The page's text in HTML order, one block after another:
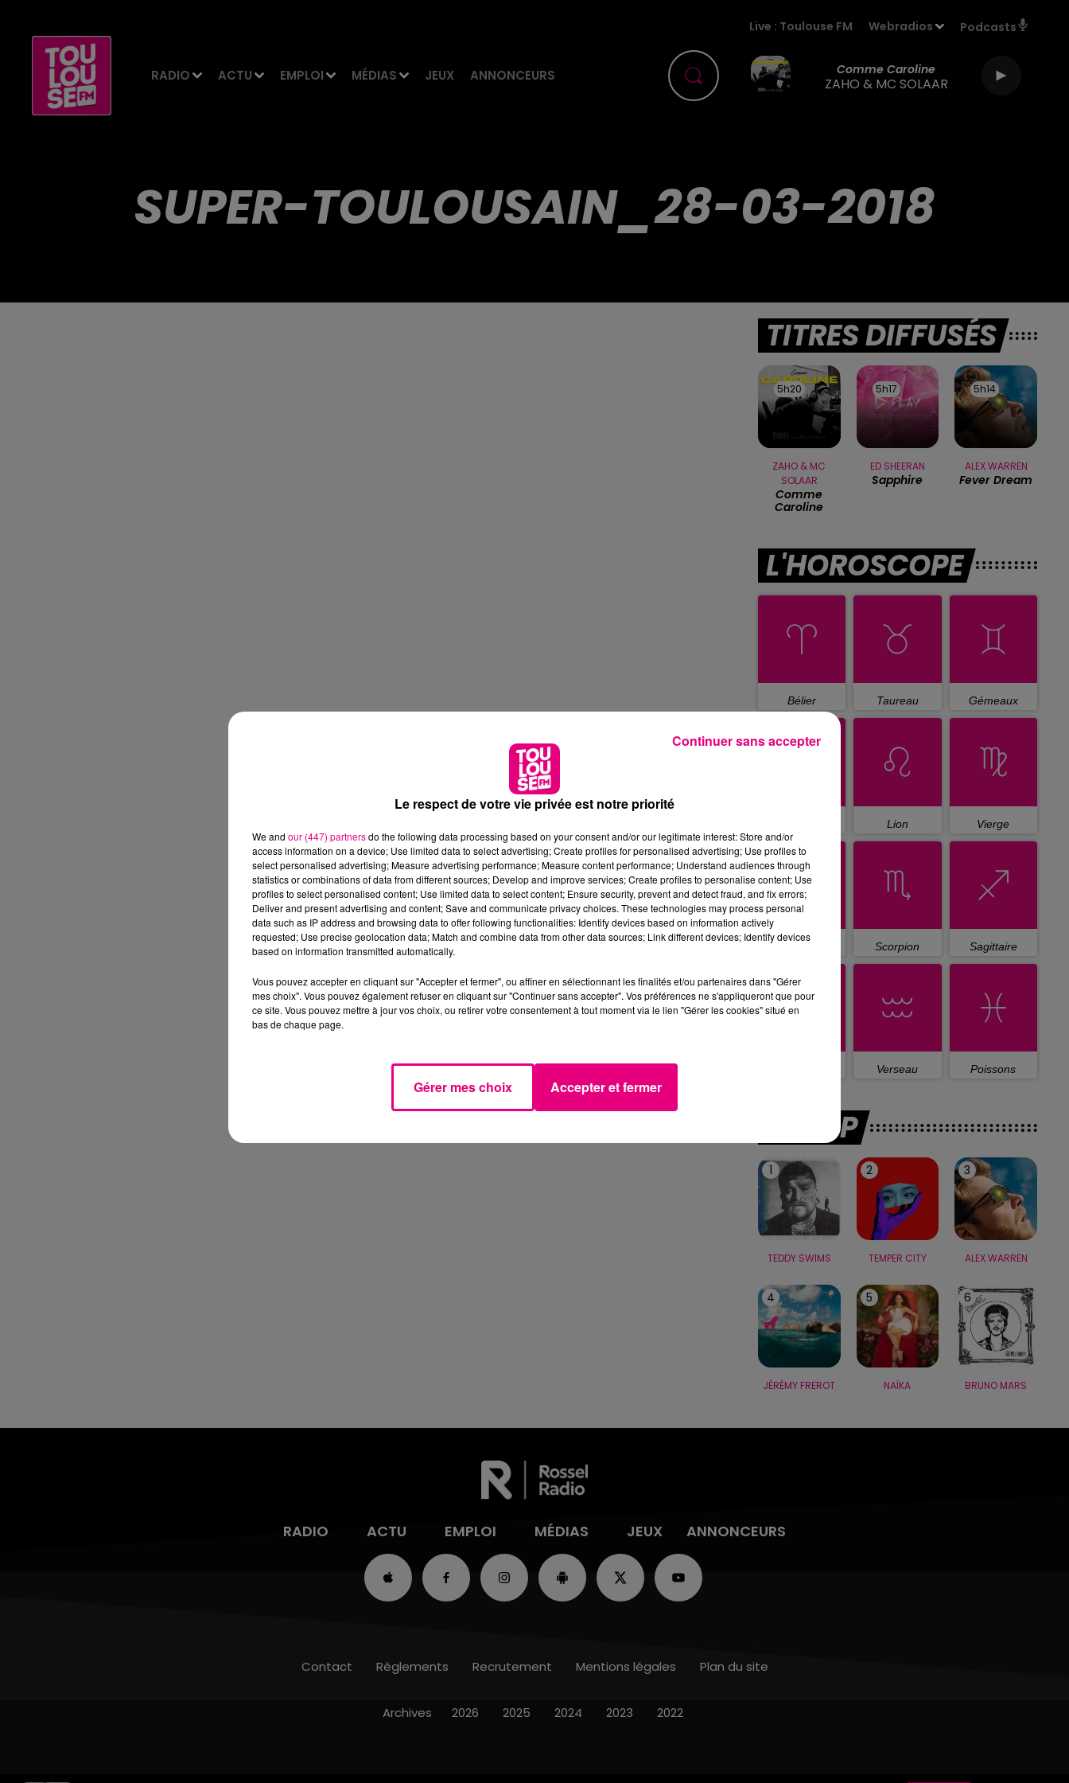
RADIO ACTU EMPLOI MÉDIAS JEUX ANNONCEURS
Live : Toulouse FM Webradios Podcasts
Comme Caroline
ZAHO & MC SOLAAR
SUPER-TOULOUSAIN_28-03-2018
TITRES DIFFUSÉS
5h20
5h20
ZAHO & MC
SOLAAR
Comme
Caroline
5h17
5h17
ED SHEERAN
Sapphire
5h14
5h14
ALEX WARREN
Fever Dream
L'HOROSCOPE
Bélier Taureau Gémeaux
Lion Vierge
Scorpion Sagittaire
Verseau Poissons
LE TOP
1
TEDDY SWIMS
2
TEMPER CITY
3
ALEX WARREN
4
JÉRÉMY FREROT
5
NAÏKA
6
BRUNO MARS
RADIO ACTU EMPLOI MÉDIAS JEUX ANNONCEURS
Contact Règlements Recrutement Mentions légales Plan du site
Archives 2026 2025 2024 2023 2022
Le respect de votre vie privée est notre priorité
We and our (447) partnersdo the following data processing based on your consent and/or our legitimate interest: Store and/or
access information on a device; Use limited data to select advertising; Create profiles for personalised advertising; Use profiles to
select personalised advertising; Measure advertising performance; Measure content performance; Understand audiences through
statistics or combinations of data from different sources; Develop and improve services; Create profiles to personalise content; Use
profiles to select personalised content; Use limited data to select content; Ensure security, prevent and detect fraud, and fix errors;
Deliver and present advertising and content; Save and communicate privacy choices. These technologies may process personal
data such as IP address and browsing data to offer following functionalities: Identify devices based on information actively
requested; Use precise geolocation data; Match and combine data from other data sources; Link different devices; Identify devices
based on information transmitted automatically.
Vous pouvez accepter en cliquant sur "Accepter et fermer", ou affiner en sélectionnant les finalités et/ou partenaires dans "Gérer
mes choix". Vous pouvez également refuser en cliquant sur "Continuer sans accepter". Vos préférences ne s'appliqueront que pour
ce site. Vous pouvez mettre à jour vos choix, ou retirer votre consentement à tout moment via le lien "Gérer les cookies" situé en
bas de chaque page.
Gérer mes choix Accepter et fermer
Continuer sans accepter